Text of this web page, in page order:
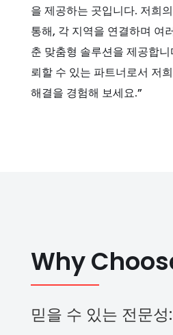
을 제공하는 곳입니다. 저희
통해, 각 지역을 연결하며 여
춘 맞춤형 솔루션을 제공합
뢰할 수 있는 파트너로서 저
해결을 경험해 보세요.”
Why
믿을 수 있는 전문성: